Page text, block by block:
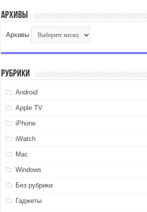
Архивы
Архивы
Рубрики
Android
Apple TV
iPhone
iWatch
Mac
Windows
Без рубрики
Гаджеты